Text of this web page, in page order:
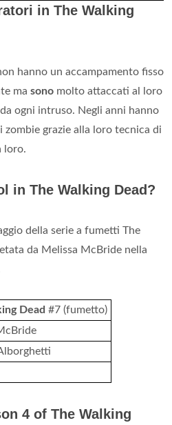
in The Walking
hanno un accampamento fisso
ma sono molto attaccati al loro
ogni intruso. Negli anni hanno
grazie alla loro tecnica di
loro.
in The Walking Dead?
della serie a fumetti The
da Melissa McBride nella
Dead #7 (fumetto)
4 of The Walking